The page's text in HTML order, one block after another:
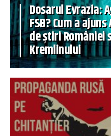
Dosarul Evrazia:
FSB? Cum a
de știri României
Kremlinului